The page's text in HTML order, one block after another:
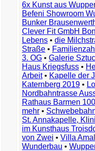
6x Kunst aus
Befeni Showroom
Bunker
Clever Fit GmbH
Lebens • die
Straße •
3. OG • Galerie
Haus Kriegsfuss •
Arbeit• Kapelle der
Katernberg 2019 •
Nordbahntrasse
Rathaus Barmen
mehr •
St. Annakapelle,
im Kunsthaus
von Zwei • Villa
Wunderbau •